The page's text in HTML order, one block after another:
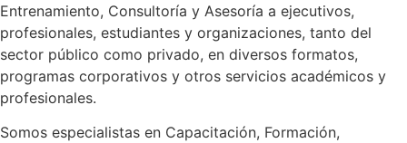
Entrenamiento, Consultoría y Asesoría a ejecutivos,
profesionales, estudiantes y organizaciones, tanto del
sector público como privado, en diversos formatos,
programas corporativos y otros servicios académicos y
profesionales.
Somos especialistas en Capacitación, Formación,